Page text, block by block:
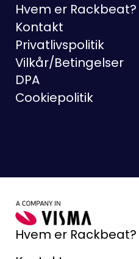
Hvem er Rackbeat?
Kontakt
Privatlivspolitik
Vilkår/Betingelser
DPA
Cookiepolitik
Hvem er Rackbeat?